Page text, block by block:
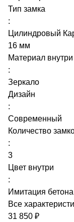
Тип замка
:
Цилиндровый
16 мм
Материал внутри
:
Зеркало
Дизайн
:
Современный
Количество
:
3
Цвет внутри
:
Имитация бетона
Все
31 850 ₽